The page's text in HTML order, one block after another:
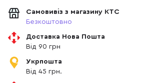
Самовивіз з магазину КТС
Безкоштовно
Доставка Нова Пошта
Від 90 грн
Укрпошта
Від 45 грн.